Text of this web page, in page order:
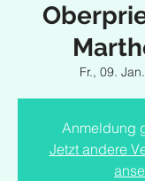
Fr., 09. Jan.
Anmeldung
Jetzt andere